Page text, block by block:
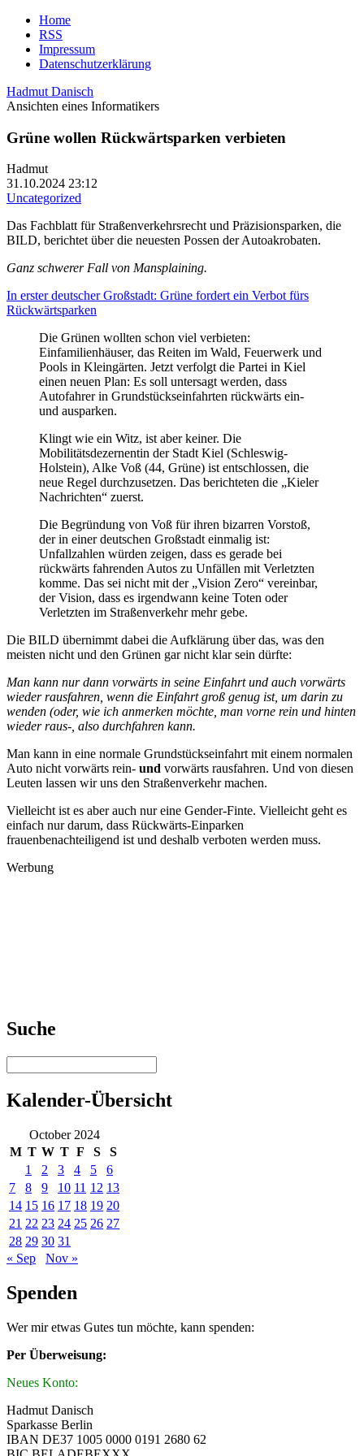
Home
RSS
Impressum
Datenschutzerklärung
Hadmut Danisch
Ansichten eines Informatikers
Grüne wollen Rückwärtsparken verbieten
Hadmut
31.10.2024 23:12
Uncategorized
Das Fachblatt für Straßenverkehrsrecht und Präzisionsparken, die
BILD, berichtet über die neuesten Possen der Autoakrobaten.
Ganz schwerer Fall von Mansplaining.
In erster deutscher Großstadt: Grüne fordert ein Verbot fürs
Rückwärtsparken
Die Grünen wollten schon viel verbieten:
Einfamilienhäuser, das Reiten im Wald, Feuerwerk und
Pools in Kleingärten. Jetzt verfolgt die Partei in Kiel
einen neuen Plan: Es soll untersagt werden, dass
Autofahrer in Grundstückseinfahrten rückwärts ein-
und ausparken.
Klingt wie ein Witz, ist aber keiner. Die
Mobilitätsdezernentin der Stadt Kiel (Schleswig-
Holstein), Alke Voß (44, Grüne) ist entschlossen, die
neue Regel durchzusetzen. Das berichteten die „Kieler
Nachrichten“ zuerst.
Die Begründung von Voß für ihren bizarren Vorstoß,
der in einer deutschen Großstadt einmalig ist:
Unfallzahlen würden zeigen, dass es gerade bei
rückwärts fahrenden Autos zu Unfällen mit Verletzten
komme. Das sei nicht mit der „Vision Zero“ vereinbar,
der Vision, dass es irgendwann keine Toten oder
Verletzten im Straßenverkehr mehr gebe.
Die BILD übernimmt dabei die Aufklärung über das, was den
meisten nicht und den Grünen gar nicht klar sein dürfte:
Man kann nur dann vorwärts in seine Einfahrt und auch vorwärts
wieder rausfahren, wenn die Einfahrt groß genug ist, um darin zu
wenden (oder, wie ich anmerken möchte, man vorne rein und hinten
wieder raus-, also durchfahren kann.
Man kann in eine normale Grundstückseinfahrt mit einem normalen
Auto nicht vorwärts rein- und vorwärts rausfahren. Und von diesen
Leuten lassen wir uns den Straßenverkehr machen.
Vielleicht ist es aber auch nur eine Gender-Finte. Vielleicht geht es
einfach nur darum, dass Rückwärts-Einparken
frauenbenachteiligend ist und deshalb verboten werden muss.
Werbung
Suche
Kalender-Übersicht
October 2024
M T W T F S
S
1
2 3 4 5
6
7
8 9 10 11 12 13
14 15 16 17 18 19 20
21 22 23 24 25 26 27
28 29 30 31
« Sep
Nov »
Spenden
Wer mir etwas Gutes tun möchte, kann spenden:
Per Überweisung:
Neues Konto:
Hadmut Danisch
Sparkasse Berlin
IBAN DE37 1005 0000 0191 2680 62